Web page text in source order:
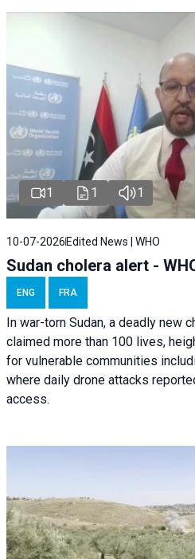
1 1 1
10-07-2026 Edited News | WHO
Sudan cholera alert -
ENG FRA
In war-torn Sudan, a deadly new
claimed more than 100 lives,
for vulnerable communities
where daily drone attacks
access.